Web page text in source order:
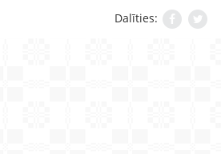
Dalīties: